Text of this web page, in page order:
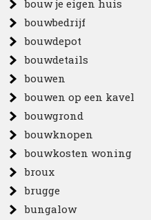
bouw je eigen huis
bouwbedrijf
bouwdepot
bouwdetails
bouwen
bouwen op een kavel
bouwgrond
bouwknopen
bouwkosten woning
broux
brugge
bungalow